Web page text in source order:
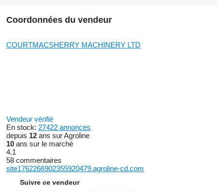
Coordonnées du vendeur
COURTMACSHERRY MACHINERY LTD
Vendeur vérifié
En stock: 27422 annonces
depuis 12 ans sur Agroline
10 ans sur le marché
4.1
58 commentaires
site1762266902355920479.agroline-cd.com
Suivre ce vendeur